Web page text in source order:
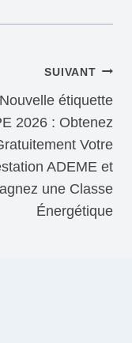
SUIVANT
Nouvelle étiquette
2026 : Obtenez
Votre
ADEME et
une Classe
Énergétique